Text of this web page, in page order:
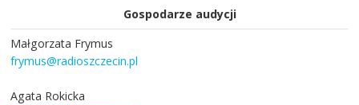
Gospodarze audycji
Małgorzata Frymus
frymus@radioszczecin.pl
Agata Rokicka